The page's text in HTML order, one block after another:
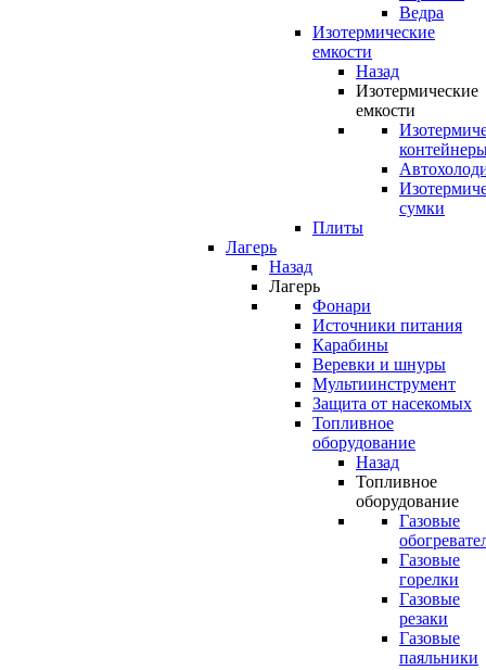
Ведра
Изотермические
емкости
Назад
Изотермические
емкости
сумки
Плиты
Лагерь
Назад
Лагерь
Фонари
Источники питания
Карабины
Веревки и шнуры
Мультиинструмент
Защита от насекомых
Топливное
оборудование
Назад
Топливное
оборудование
Газовые
Газовые
горелки
Газовые
резаки
Газовые
паяльники